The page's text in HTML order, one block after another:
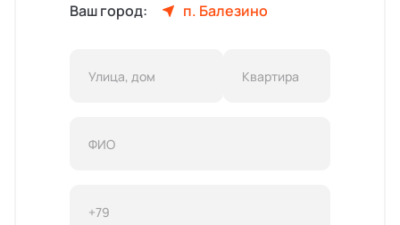
Ваш город: п. Балезино